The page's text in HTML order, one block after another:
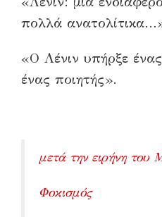
πολλά
«Ο Λένιν υπήρξε
ένας ποιητής».
μετά την ειρήνη του
Φοκισμός